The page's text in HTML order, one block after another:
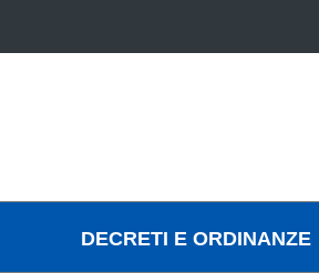
DECRETI E ORDINANZE